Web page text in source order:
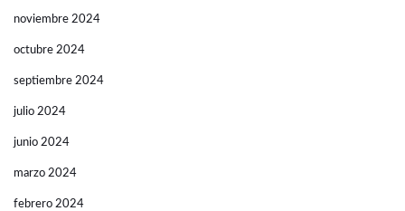
noviembre 2024
octubre 2024
septiembre 2024
julio 2024
junio 2024
marzo 2024
febrero 2024